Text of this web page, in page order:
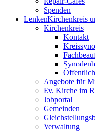
Spenden
LenkenKirchenkreis
Kirchenkreis
Kontakt
Angebote für
Ev. Kirche im
Jobportal
Gemeinden
Verwaltung